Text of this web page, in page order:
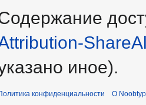
иное).
конфиденциальности О